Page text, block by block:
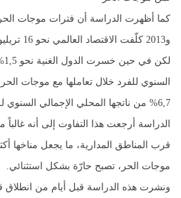
و2013 كلّفت الاقتصاد العالمي نحو 16 تريليون دولار.
السنوي للفرد خلال تعاملها مع موجات
6,7% من ناتجها المحلي الإجمالي السنوي للفرد.
الدراسة أرجعت هذا التفاوت إلى أنه غالباً
قرب المناطق المدارية، ما يجعل مناخها
موجات الحر، تصبح حارّة بشكل استثنائي.